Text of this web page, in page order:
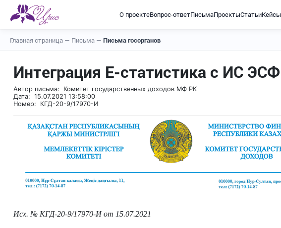
О проектеВопрос-ответПисьмаПроектыСтатьиКейсы
Главная страница — Письма — Письма госорганов
Интеграция Е-статистика с ИС ЭСФ
Автор письма: Комитет государственных доходов МФ РК
Дата: 15.07.2021 13:58:00
Номер: КГД-20-9/17970-И
Исх. № КГД-20-9/17970-И от 15.07.2021